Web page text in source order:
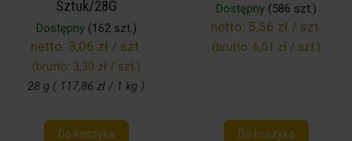
Sztuk/28G
Dostępny(162 szt.)
netto: 3,06 zł / szt.
(brutto: 3,30 zł / szt.)
28 g ( 117,86 zł / 1 kg )
Do koszyka
Dostępny(586 szt.)
netto: 5,56 zł / szt.
(brutto: 6,01 zł / szt.)
Do koszyka